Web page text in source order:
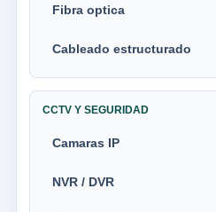
Fibra optica
Cableado estructurado
CCTV Y SEGURIDAD
Camaras IP
NVR / DVR